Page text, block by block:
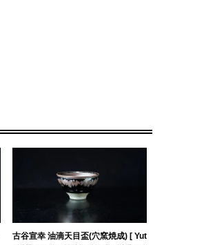
古谷宣幸 油滴天目盃(穴窯焼成) [ Yut